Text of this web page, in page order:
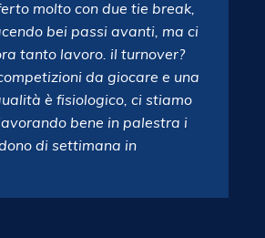
molto con due tie break,
bei passi avanti, ma ci
tanto lavoro. il turnover?
da giocare e una
è fisiologico, ci stiamo
bene in palestra i
di settimana in